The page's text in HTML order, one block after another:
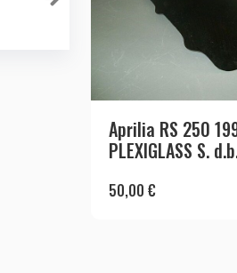
Aprilia RS 250
PLEXIGLASS S.
50,00 €